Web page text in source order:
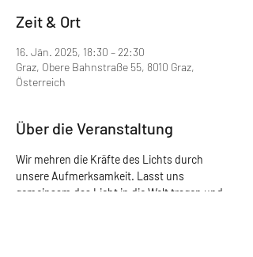
Zeit & Ort
16. Jän. 2025, 18:30 – 22:30
Graz, Obere Bahnstraße 55, 8010 Graz,
Österreich
Über die Veranstaltung
Wir mehren die Kräfte des Lichts durch
unsere Aufmerksamkeit. Lasst uns
gemeinsam das Licht in die Welt tragen und